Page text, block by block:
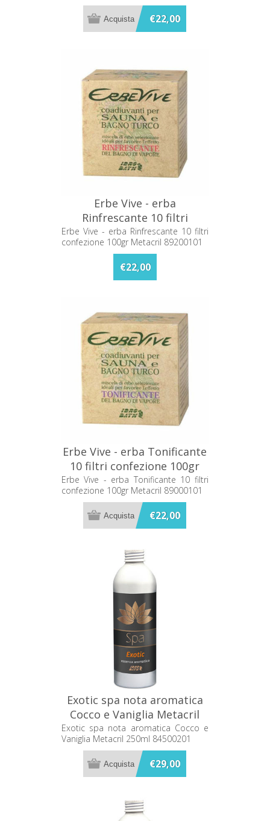
€22,00
Erbe Vive - erba
Rinfrescante 10 filtri
confezione 100gr Metacril
89200101
Erbe Vive - erba Rinfrescante 10 filtri
confezione 100gr Metacril 89200101
€22,00
Erbe Vive - erba Tonificante
10 filtri confezione 100gr
Metacril 89000101
Erbe Vive - erba Tonificante 10 filtri
confezione 100gr Metacril 89000101
€22,00
Exotic spa nota aromatica
Cocco e Vaniglia Metacril
250ml 84500201
Exotic spa nota aromatica Cocco e
Vaniglia Metacril 250ml 84500201
€29,00